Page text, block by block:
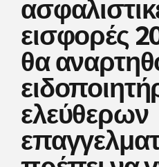
εισφορές
θα
ελεύθερων